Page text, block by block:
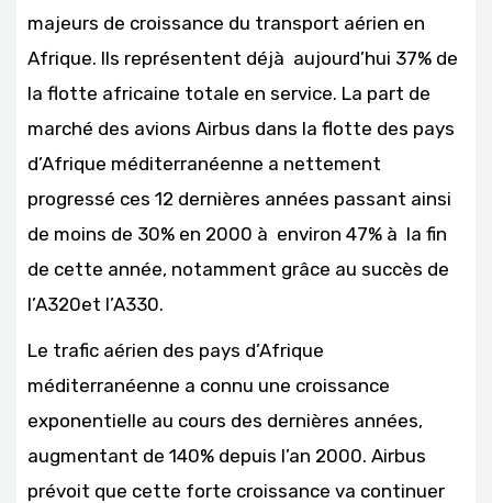
majeurs de croissance du transport aérien en
Afrique. Ils représentent déjà aujourd’hui 37% de
la flotte africaine totale en service. La part de
marché des avions Airbus dans la flotte des pays
d’Afrique méditerranéenne a nettement
progressé ces 12 dernières années passant ainsi
de moins de 30% en 2000 à environ 47% à la fin
de cette année, notamment grâce au succès de
l’A320et l’A330.
Le trafic aérien des pays d’Afrique
méditerranéenne a connu une croissance
exponentielle au cours des dernières années,
augmentant de 140% depuis l’an 2000. Airbus
prévoit que cette forte croissance va continuer